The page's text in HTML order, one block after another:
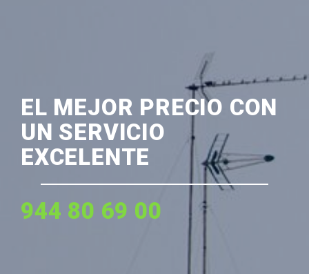
EL MEJOR PRECIO CON
UN SERVICIO
EXCELENTE
944 80 69 00